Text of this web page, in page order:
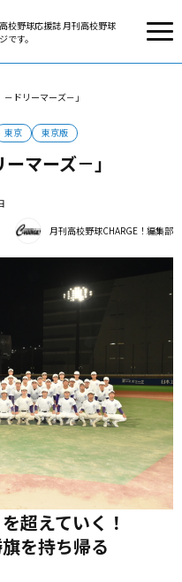
校野球応援誌 月刊高校野球
です。
ドリーマーズ－」
東京 東京版
マーズ－」
月刊高校野球CHARGE！編集部
超えていく！
を持ち帰る